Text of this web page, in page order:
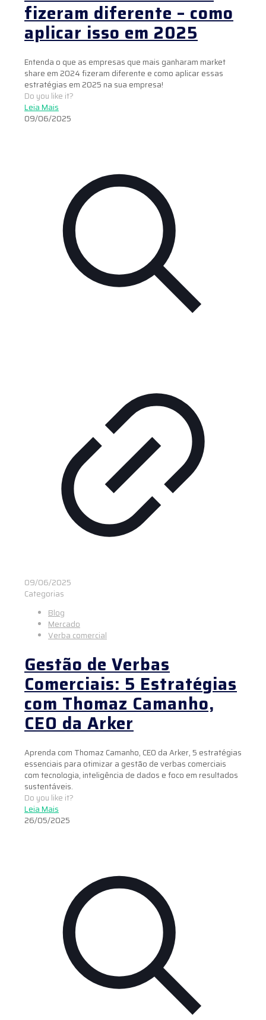
fizeram diferente – como
aplicar isso em 2025
Entenda o que as empresas que mais ganharam market
share em 2024 fizeram diferente e como aplicar essas
estratégias em 2025 na sua empresa!
Do you like it?
Leia Mais
09/06/2025
09/06/2025
Categorias
Blog
Mercado
Verba comercial
Gestão de Verbas
Comerciais: 5 Estratégias
com Thomaz Camanho,
CEO da Arker
Aprenda com Thomaz Camanho, CEO da Arker, 5 estratégias
essenciais para otimizar a gestão de verbas comerciais
com tecnologia, inteligência de dados e foco em resultados
sustentáveis.
Do you like it?
Leia Mais
26/05/2025